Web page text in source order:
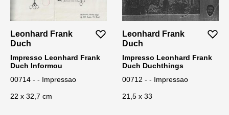
Leonhard Frank
Duch
Impresso Leonhard Frank
Duch Informou
00714 - - Impressao
22 x 32,7 cm
Leonhard Frank
Duch
Impresso Leonhard Frank
Duch Duchthings
00712 - - Impressao
21,5 x 33